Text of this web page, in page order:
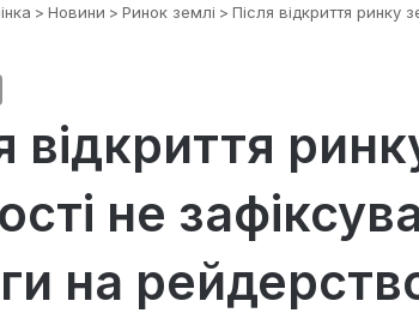
> Новини > Ринок землі > Після відкриття ринку
відкриття
не
на